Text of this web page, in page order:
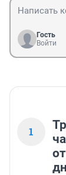
Гость
Войти
1